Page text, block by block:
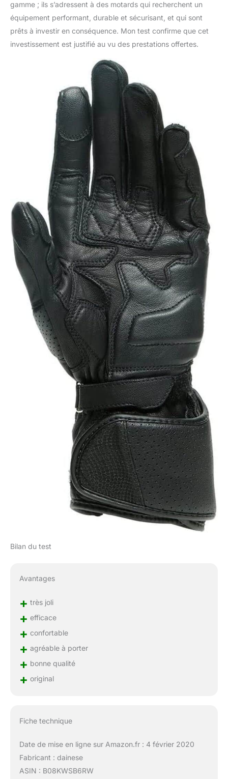
gamme ; ils s’adressent à des motards qui recherchent un
équipement performant, durable et sécurisant, et qui sont
prêts à investir en conséquence. Mon test confirme que cet
investissement est justifié au vu des prestations offertes.
Bilan du test
Avantages
+ très joli
+ efficace
+ confortable
+ agréable à porter
+ bonne qualité
+ original
Fiche technique
Date de mise en ligne sur Amazon.fr : 4 février 2020
Fabricant : dainese
ASIN : B08KWSB6RW